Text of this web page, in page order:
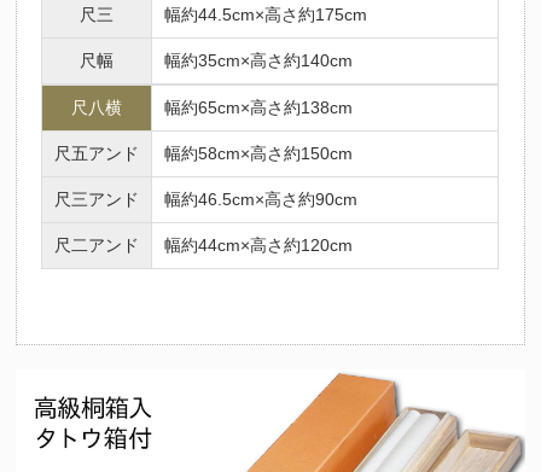
尺三 幅約44.5cm×高さ約175cm
尺幅 幅約35cm×高さ約140cm
尺八横 幅約65cm×高さ約138cm
尺五アンド 幅約58cm×高さ約150cm
尺三アンド 幅約46.5cm×高さ約90cm
尺二アンド 幅約44cm×高さ約120cm